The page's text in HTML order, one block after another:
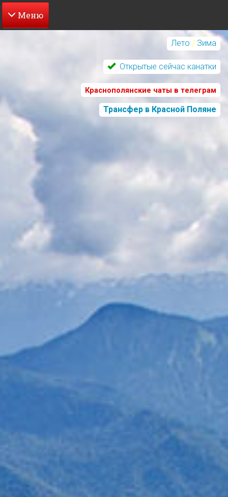
Перейти
Лето / Зима
Открытые сейчас канатки
Краснополянские чаты в телеграм
Трансфер в Красной Поляне